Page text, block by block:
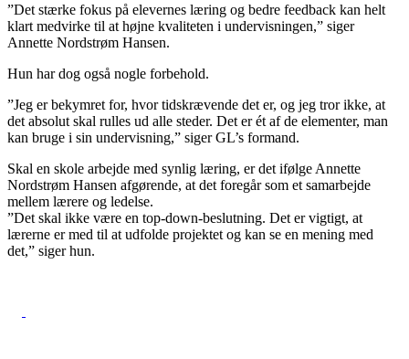
”Det stærke fokus på elevernes læring og bedre feedback kan helt
klart medvirke til at højne kvaliteten i undervisningen,” siger
Annette Nordstrøm Hansen.
Hun har dog også nogle forbehold.
”Jeg er bekymret for, hvor tidskrævende det er, og jeg tror ikke, at
det absolut skal rulles ud alle steder. Det er ét af de elementer, man
kan bruge i sin undervisning,” siger GL’s formand.
Skal en skole arbejde med synlig læring, er det ifølge Annette
Nordstrøm Hansen afgørende, at det foregår som et samarbejde
mellem lærere og ledelse.
”Det skal ikke være en top-down-beslutning. Det er vigtigt, at
lærerne er med til at udfolde projektet og kan se en mening med
det,” siger hun.